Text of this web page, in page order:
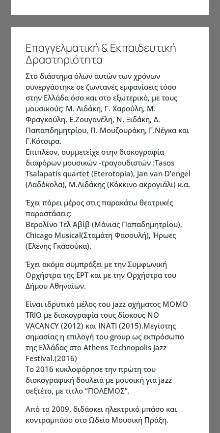
Επαγγελματική & Εκπαιδευτική
Δραστηριότητα
Στο διάστημα όλων αυτών των χρόνων
συνεργάστηκε σε ζωντανές εμφανίσεις τόσο
στην Ελλάδα όσο και στο εξωτερικό, με τους
μουσικούς: Μ. Λιδάκη, Γ. Χαρούλη, Μ.
Φραγκούλη, E.Ζουγανέλη, Ν. Ξιδάκη, Δ.
Παπαπδημητρίου, Π. Μουζουράκη, Γ.Νέγκα και
Γ.Κότσιρα.
Επιπλέον, συμμετείχε στην δισκογραφία
διαφόρων μουσικών -τραγουδιστών :Tasos
Tsalapatis quartet (Eterotopia), Jan van D’engel
(Λαδόκολα), Μ.Λιδάκης (Κόκκινο ακρογιάλι) κ.α.
Έχει πάρει μέρος στις παρακάτω θεατρικές
παραστάσεις:
Βερολίνο Τελ Αβίβ (Μάνιας Παπαδημητρίου),
Chicago Musical(Σταμάτη Φασουλή), Ήρωες
(Ελένης Γκασούκα).
Έχει ακόμα συμπράξει με την Συμφωνική
Ορχήστρα της ΕΡΤ και με την Ορχήστρα του
Δήμου Αθηναίων.
Είναι ιδρυτικό μέλος του jazz σχήματος MOMO
TRIO με δισκογραφία τους δίσκους NO
VACANCY (2012) και INATI (2015).Μεγίστης
σημασίας η επιλογή του group ως εκπρόσωπο
της Ελλάδας στο Αthens Technopolis Jazz
Festival.(2016)
Το 2016 κυκλοφόρησε την πρώτη του
δισκογραφική δουλειά με μουσική για jazz
σεξτέτο, με τίτλο “ΠΟΛΕΜΟΣ”.
Από το 2009, διδάσκει ηλεκτρικό μπάσο και
κοντραμπάσο στο Ωδείο Μουσική Πράξη.